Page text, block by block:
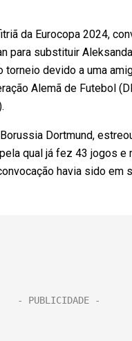
da Eurocopa 2024,
para substituir
torneio devido a uma
Alemã de Futebol
Dortmund,
qual já fez 43 jogos e
havia sido em